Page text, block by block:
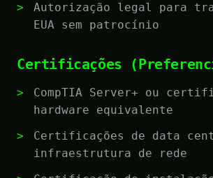
Autorização legal para
EUA sem patrocínio
Certificações
CompTIA Server+ ou
hardware equivalente
Certificações de data
infraestrutura de rede